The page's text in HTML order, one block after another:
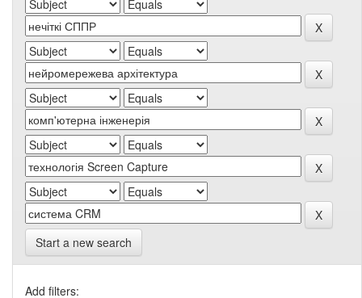
Start a new search
Add filters: